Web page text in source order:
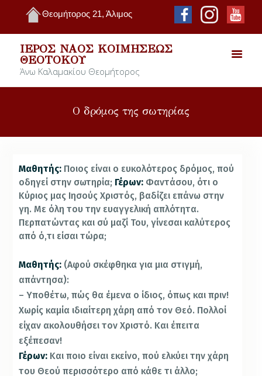
Θεομήτορος 21, Άλιμος
ΙΕΡΌΣ ΝΑΌΣ ΚΟΙΜΉΣΕΩΣ
ΘΕΟΤΌΚΟΥ
Άνω Καλαμακίου Θεομήτορος
Ο δρόμος της σωτηρίας
Μαθητής: Ποιος είναι ο ευκολότερος δρόμος, πού
οδηγεί στην σωτηρία; Γέρων: Φαντάσου, ότι ο
Κύριος μας Ιησούς Χριστός, βαδίζει επάνω στην
γη. Με όλη του την ευαγγελική απλότητα.
Περπατώντας και σύ μαζί Του, γίνεσαι καλύτερος
από ό,τι είσαι τώρα;
Μαθητής: (Αφού σκέφθηκα για μια στιγμή,
απάντησα):
– Υποθέτω, πώς θα έμενα ο ίδιος, όπως και πριν!
Χωρίς καμία ιδιαίτερη χάρη από τον Θεό. Πολλοί
είχαν ακολουθήσει τον Χριστό. Και έπειτα
εξέπεσαν!
Γέρων: Και ποιο είναι εκείνο, πού ελκύει την χάρη
του Θεού περισσότερο από κάθε τι άλλο;